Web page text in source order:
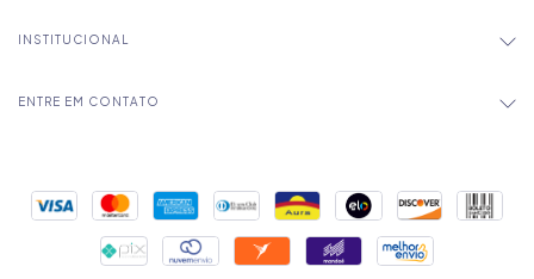
INSTITUCIONAL
ENTRE EM CONTATO